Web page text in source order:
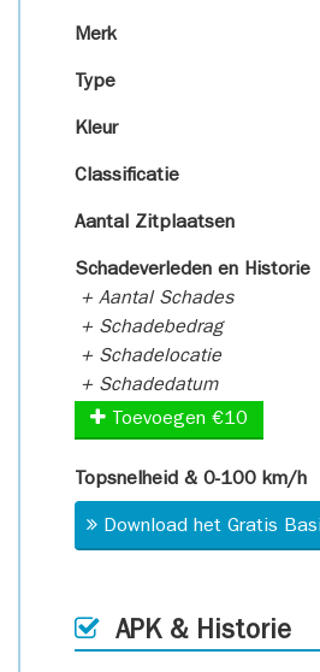
Merk
Type
Kleur
Classificatie
Aantal Zitplaatsen
Schadeverleden en Historie
+ Aantal Schades
+ Schadebedrag
+ Schadelocatie
+ Schadedatum
Toevoegen €10
Topsnelheid & 0-100 km/h
Download het Gratis
APK & Historie